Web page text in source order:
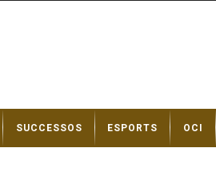
SUCCESSOS ESPORTS OCI